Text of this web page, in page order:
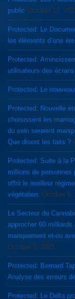
public October 17,
Protected: Le
les éléments d’une
Protected: Amincissement prématuré du cortex chez les grands
utilisateurs des
Protected: Le
Protected: Nouvelle
choisissent les
du sein seraient
Que disent les faits ?
Protected: Suite à la
millions de
offrir le meilleur
végétalien. October 6,
Le Secteur du
approcher 60
manquement et-ou
October 5, 2021
Protected: Bernard
Analyse des erreurs
Protected: Le Delta